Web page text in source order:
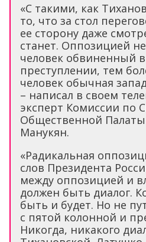
«С такими, как
то, что за стол
ее сторону даже
станет. Оппозицией
человек обвиненный
преступлении, тем
человек обычная
– написал в своем
эксперт Комиссии по
Общественной
Манукян.
«Радикальная
слов Президента
между оппозицией и
должен быть диалог.
быть и будет. Но не
с пятой колонной и
Никогда, никакого